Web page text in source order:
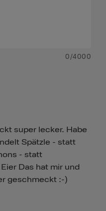
0 /4000
super lecker. Habe
Spätzle - statt
- statt
Das hat mir und
geschmeckt :-)